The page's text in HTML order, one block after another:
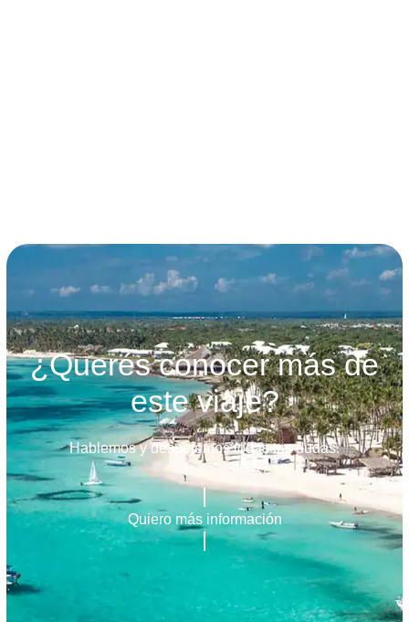
¿Querés conocer más de
este viaje?
Hablemos y despejemos todas tus dudas.
Quiero más información